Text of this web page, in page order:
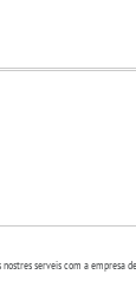
nostres serveis com a empresa